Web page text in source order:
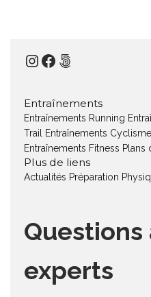
Instagram
Facebook
500px
Entraînements
Entraînements Running
Trail
Entraînements Cyclisme
Entraînements Fitness Plans
Plus de liens
Actualités Préparation
Questions
experts